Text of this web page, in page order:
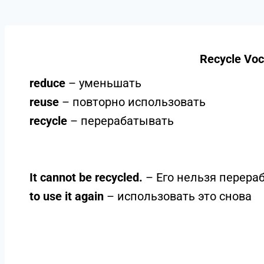
Recycle
reduce– уменьшать
reuse– повторно использовать
recycle– перерабатывать
It cannot be recycled. – Его нельзя
to use it again– использовать это снова